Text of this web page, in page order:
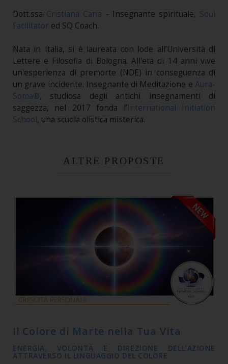
Dott.ssa Cristiana Caria - Insegnante spirituale, Soul
Facilitator ed SQ Coach.
Nata in Italia, si è laureata con lode all’Università di
Lettere e Filosofia di Bologna. All'età di 14 anni vive
un'esperienza di premorte (NDE) in conseguenza di
un grave incidente. Insegnante di Meditazione e Aura-
Soma®, studiosa degli antichi insegnamenti di
saggezza, nel 2017 fonda l’International Initiation
School, una scuola olistica misterica.
ALTRE PROPOSTE
Il Colore di Marte nella Tua Vita
ENERGIA, VOLONTÀ E DIREZIONE DELL’AZIONE
ATTRAVERSO IL LINGUAGGIO DEL COLORE